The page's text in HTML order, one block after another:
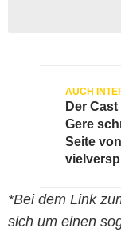
Der
Gere
Seite
*Bei dem Link
sich um einen